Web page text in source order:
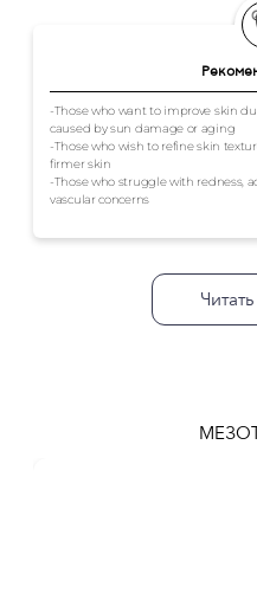
-Those who want to improve skin
caused by sun damage or aging
-Those who wish to refine skin
firmer skin
-Those who struggle with redness,
vascular concerns